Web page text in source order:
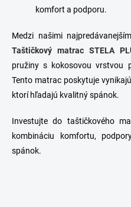
komfort a podporu.
Medzi našimi
Taštičkový matrac STELA
pružiny s kokosovou vrstvou
Tento matrac poskytuje
ktorí hľadajú kvalitný spánok.
Investujte do taštičkového
kombináciu komfortu,
spánok.